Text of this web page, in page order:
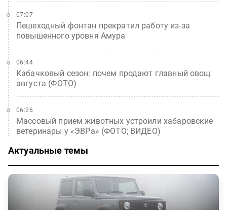
Пешеходный фонтан прекратил работу из-за
повышенного уровня Амура
07:07
Кабачковый сезон: почем продают главный овощ
августа (ФОТО)
06:44
Массовый прием животных устроили хабаровские
ветеринары у «ЭВРа» (ФОТО; ВИДЕО)
06:26
Актуальные темы